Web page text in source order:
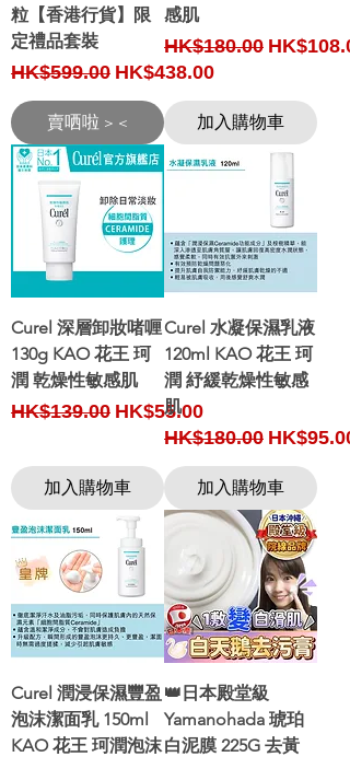
粒【香港行貨】限
定禮品套裝
Regular Price
HK$599.00 Sale Price
HK$438.00
賣哂啦 > <
感肌
Regular Price
HK$180.00 Sale Price
加入購物車
Curel 深層卸妝啫喱
130g KAO 花王 珂
潤 乾燥性敏感肌
Regular Price
HK$139.00 Sale Price
HK$55.00
加入購物車
Curel 水凝保濕乳液
120ml KAO 花王 珂
潤 紓緩乾燥性敏感
肌
Regular Price
HK$180.00 Sale Price
HK$95.00
加入購物車
Curel 潤浸保濕豐盈
泡沫潔面乳 150ml
KAO 花王 珂潤泡沫
👑日本殿堂級
Yamanohada 琥珀
白泥膜 225G 去黃